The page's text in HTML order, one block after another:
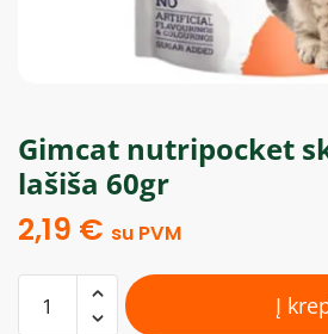
Gimcat nutripocket
lašiša 60gr
2,19 € su PVM
Į